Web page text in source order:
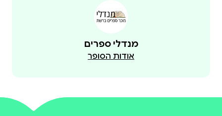
מנדלי ספרים
אודות הסופר